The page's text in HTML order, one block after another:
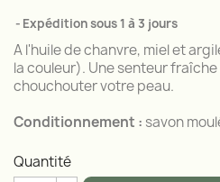
Expédition sous 1 à 3 jours
A l'huile de chanvre, miel et
la couleur). Une senteur
chouchouter votre peau.
Conditionnement : savon
Quantité